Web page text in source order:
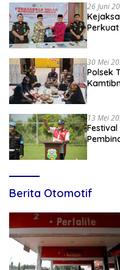
26 Juni
30 Mei
Polsek
13 Mei
Festival
Berita Otomotif